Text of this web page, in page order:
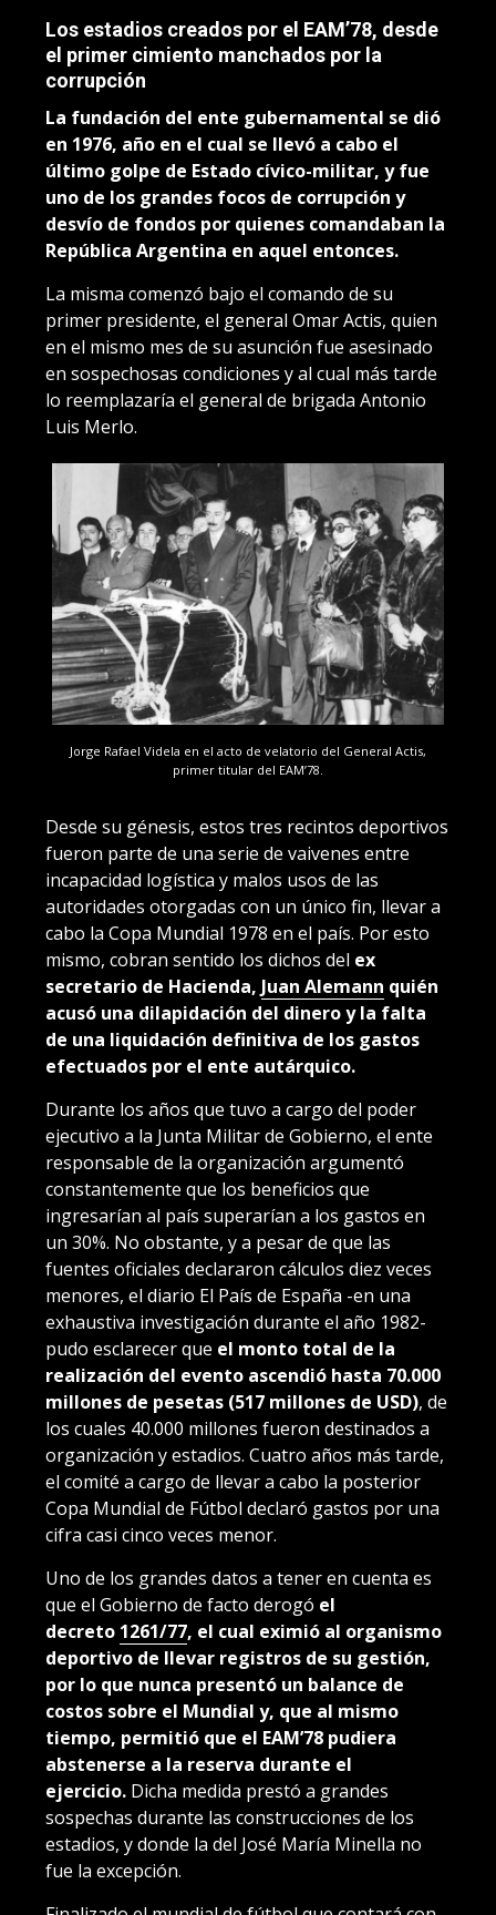
Los estadios creados por el EAM’78, desde
el primer cimiento manchados por la
corrupción
La fundación del ente gubernamental se dió
en 1976, año en el cual se llevó a cabo el
último golpe de Estado cívico-militar, y fue
uno de los grandes focos de corrupción y
desvío de fondos por quienes comandaban la
República Argentina en aquel entonces.
La misma comenzó bajo el comando de su
primer presidente, el general Omar Actis, quien
en el mismo mes de su asunción fue asesinado
en sospechosas condiciones y al cual más tarde
lo reemplazaría el general de brigada Antonio
Luis Merlo.
Jorge Rafael Videla en el acto de velatorio del General Actis,
primer titular del EAM’78.
Desde su génesis, estos tres recintos deportivos
fueron parte de una serie de vaivenes entre
incapacidad logística y malos usos de las
autoridades otorgadas con un único fin, llevar a
cabo la Copa Mundial 1978 en el país. Por esto
mismo, cobran sentido los dichos del ex
secretario de Hacienda, Juan Alemann quién
acusó una dilapidación del dinero y la falta
de una liquidación definitiva de los gastos
efectuados por el ente autárquico.
Durante los años que tuvo a cargo del poder
ejecutivo a la Junta Militar de Gobierno, el ente
responsable de la organización argumentó
constantemente que los beneficios que
ingresarían al país superarían a los gastos en
un 30%. No obstante, y a pesar de que las
fuentes oficiales declararon cálculos diez veces
menores, el diario El País de España -en una
exhaustiva investigación durante el año 1982-
pudo esclarecer que el monto total de la
realización del evento ascendió hasta 70.000
millones de pesetas (517 millones de USD), de
los cuales 40.000 millones fueron destinados a
organización y estadios. Cuatro años más tarde,
el comité a cargo de llevar a cabo la posterior
Copa Mundial de Fútbol declaró gastos por una
cifra casi cinco veces menor.
Uno de los grandes datos a tener en cuenta es
que el Gobierno de facto derogó el
decreto 1261/77, el cual eximió al organismo
deportivo de llevar registros de su gestión,
por lo que nunca presentó un balance de
costos sobre el Mundial y, que al mismo
tiempo, permitió que el EAM’78 pudiera
abstenerse a la reserva durante el
ejercicio. Dicha medida prestó a grandes
sospechas durante las construcciones de los
estadios, y donde la del José María Minella no
fue la excepción.